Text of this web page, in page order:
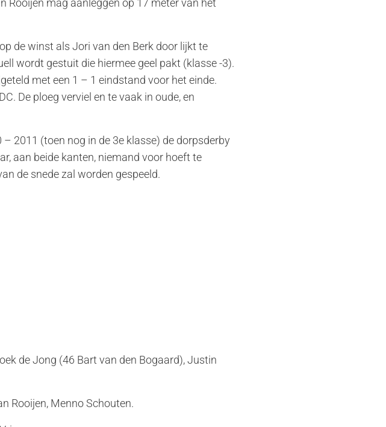
Rooijen mag aanleggen op 17 meter van het
de winst als Jori van den Berk door lijkt te
wordt gestuit die hiermee geel pakt (klasse -3).
met een 1 – 1 eindstand voor het einde.
De ploeg verviel en te vaak in oude, en
2011 (toen nog in de 3e klasse) de dorpsderby
aan beide kanten, niemand voor hoeft te
de snede zal worden gespeeld.
de Jong (46 Bart van den Bogaard), Justin
Rooijen, Menno Schouten.